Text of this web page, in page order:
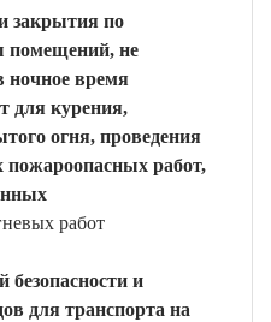
закрытия по
помещений, не
ночное время
для курения,
огня, проведения
работ,
работ
и
для транспорта на